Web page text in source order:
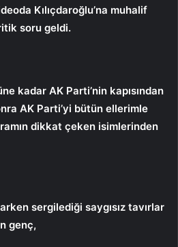
Kılıçdaroğlu’na muhalif
soru geldi.
kadar AK Parti’nin kapısından
AK Parti’yi bütün ellerimle
dikkat çeken isimlerinden
sergilediği saygısız tavırlar
genç,